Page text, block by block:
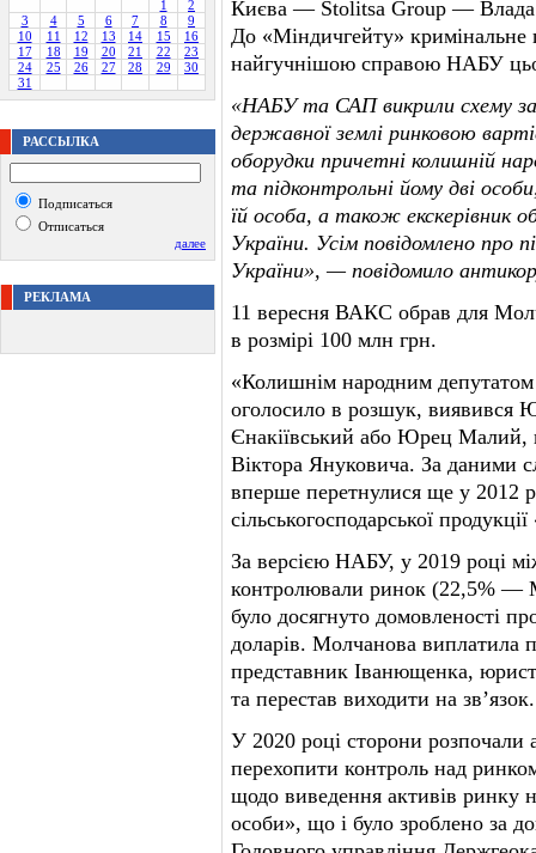
1
2
3
4 5 6 7 8
9
10
11 12 13 14 15
16
17
18 19 20 21 22
23
24
25 26 27 28 29
30
31
РАССЫЛКА
Подписаться
Отписаться
далее
РЕКЛАМА
Києва — Stolitsa Group — Влада
До «Міндичгейту»
найгучнішою справою НАБУ
«НАБУ та САП викрили схему
державної землі ринковою
оборудки причетні колишній
та підконтрольні йому дві
їй особа, а також екскерівник
України. Усім повідомлено
України», — повідомило
11 вересня ВАКС обрав для
в розмірі 100 млн грн.
«Колишнім народним депутатом
оголосило в розшук,
Єнакіївський або Юрец Малий,
Віктора Януковича. За даними
вперше перетнулися ще у 2012
сільськогосподарської
За версією НАБУ, у 2019 році
контролювали ринок (22,5% —
було досягнуто домовленості
доларів. Молчанова виплатила
представник Іванющенка,
та перестав виходити на зв’язок.
У 2020 році сторони розпочали
перехопити контроль над
щодо виведення активів ринку
особи», що і було зроблено за